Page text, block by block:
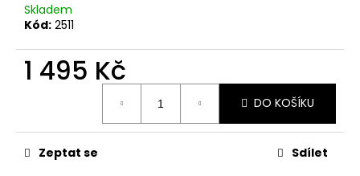
Skladem
Kód: 2511
1 495 Kč
DO KOŠÍKU
Zeptat se Sdílet
D
o